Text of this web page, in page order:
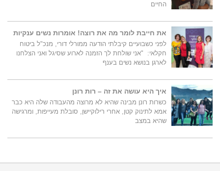
החיים
את חייבת לומר מה את רוצה! אומרות נשים ענקיות
לפני כשבועיים קיבלתי הודעה ממורלי דורי, מנכ"ל ביטוח
חקלאי: "אני שולחת לך הזמנה לארוע שסיגל ואני הצלחנו
לארגן בנושא נשים בענף
איך היא עושה את זה – רות רונן
כשרות רונן מבינה שהיא לא מרוצה מהעבודה שלה היא כבר
אמא לתינוק קטן, אחרי רילוקיישן, סובלת מעייפות, ומרגישה
שהיא במצב